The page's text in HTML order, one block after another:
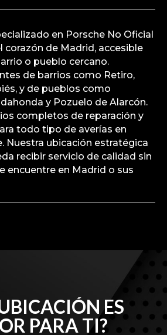
en Porsche No Oficial
corazón de Madrid, accesible
o pueblo cercano.
de barrios como Retiro,
y de pueblos como
y Pozuelo de Alarcón.
completos de reparación y
todo tipo de averías en
Nuestra ubicación estratégica
recibir servicio de calidad sin
encuentre en Madrid o sus
ES
PARA TI?